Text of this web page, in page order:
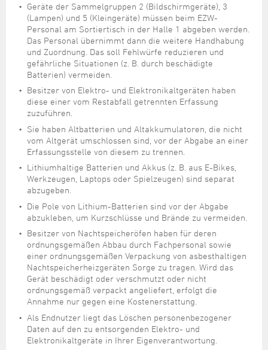
Geräte der Sammelgruppen 2 (Bildschirmgeräte), 3
(Lampen) und 5 (Kleingeräte) müssen beim EZW-
Personal am Sortiertisch in der Halle 1 abgeben werden.
Das Personal übernimmt dann die weitere Handhabung
und Zuordnung. Das soll Fehlwürfe reduzieren und
gefährliche Situationen (z. B. durch beschädigte
Batterien) vermeiden.
Besitzer von Elektro- und Elektronikaltgeräten haben
diese einer vom Restabfall getrennten Erfassung
zuzuführen.
Sie haben Altbatterien und Altakkumulatoren, die nicht
vom Altgerät umschlossen sind, vor der Abgabe an einer
Erfassungsstelle von diesem zu trennen.
Lithiumhaltige Batterien und Akkus (z. B. aus E-Bikes,
Werkzeugen, Laptops oder Spielzeugen) sind separat
abzugeben.
Die Pole von Lithium-Batterien sind vor der Abgabe
abzukleben, um Kurzschlüsse und Brände zu vermeiden.
Besitzer von Nachtspeicheröfen haben für deren
ordnungsgemäßen Abbau durch Fachpersonal sowie
einer ordnungsgemäßen Verpackung von asbesthaltigen
Nachtspeicherheizgeräten Sorge zu tragen. Wird das
Gerät beschädigt oder verschmutzt oder nicht
ordnungsgemäß verpackt angeliefert, erfolgt die
Annahme nur gegen eine Kostenerstattung.
Als Endnutzer liegt das Löschen personenbezogener
Daten auf den zu entsorgenden Elektro- und
Elektronikaltgeräte in Ihrer Eigenverantwortung.